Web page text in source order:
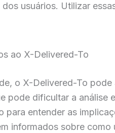
usuários. Utilizar
ao X-Delivered-To
o X-Delivered-To
pode dificultar a análise
para entender as
informados sobre